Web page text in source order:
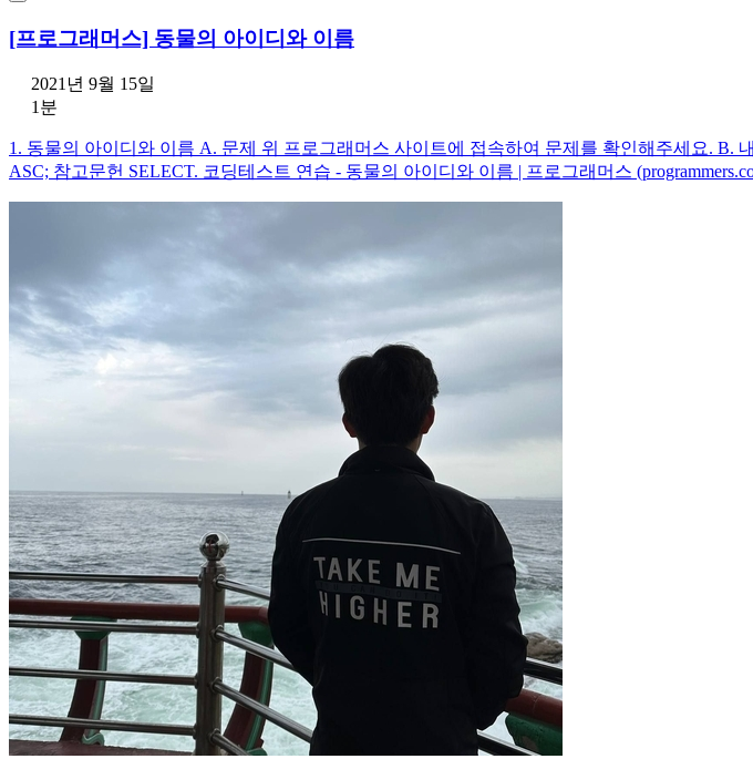
[프로그래머스] 동물의 아이디와 이름
2021년 9월 15일
1분
1. 동물의 아이디와 이름 A. 문제 위 프로그래머스 사이트에 접속하여 문제를 확인해주세요.
ASC; 참고문헌 SELECT. 코딩테스트 연습 - 동물의 아이디와 이름 | 프로그래머스